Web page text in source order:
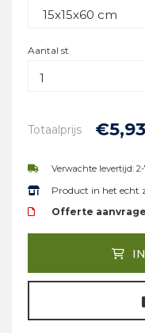
Aantal st
Totaalprijs €5,93
Verwachte levertijd:
Product in het echt
Offerte